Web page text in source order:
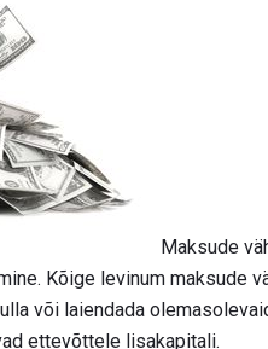
Maksude
Kõige levinum maksude
või laiendada
ettevõttele lisakapitali.